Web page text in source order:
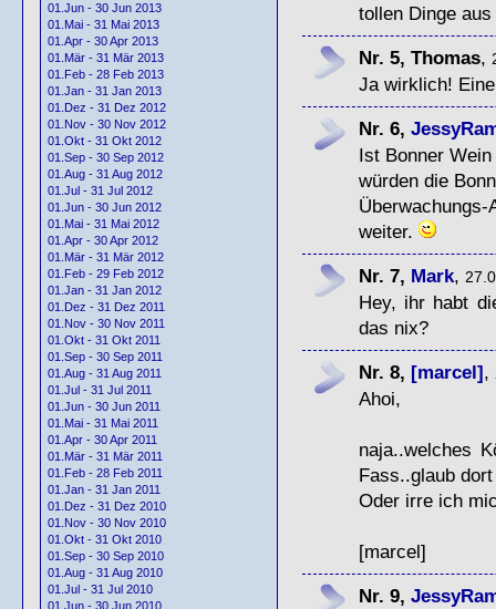
01.Jun - 30 Jun 2013
01.Mai - 31 Mai 2013
01.Apr - 30 Apr 2013
01.Mär - 31 Mär 2013
01.Feb - 28 Feb 2013
01.Jan - 31 Jan 2013
01.Dez - 31 Dez 2012
01.Nov - 30 Nov 2012
01.Okt - 31 Okt 2012
01.Sep - 30 Sep 2012
01.Aug - 31 Aug 2012
01.Jul - 31 Jul 2012
01.Jun - 30 Jun 2012
01.Mai - 31 Mai 2012
01.Apr - 30 Apr 2012
01.Mär - 31 Mär 2012
01.Feb - 29 Feb 2012
01.Jan - 31 Jan 2012
01.Dez - 31 Dez 2011
01.Nov - 30 Nov 2011
01.Okt - 31 Okt 2011
01.Sep - 30 Sep 2011
01.Aug - 31 Aug 2011
01.Jul - 31 Jul 2011
01.Jun - 30 Jun 2011
01.Mai - 31 Mai 2011
01.Apr - 30 Apr 2011
01.Mär - 31 Mär 2011
01.Feb - 28 Feb 2011
01.Jan - 31 Jan 2011
01.Dez - 31 Dez 2010
01.Nov - 30 Nov 2010
01.Okt - 31 Okt 2010
01.Sep - 30 Sep 2010
01.Aug - 31 Aug 2010
01.Jul - 31 Jul 2010
01.Jun - 30 Jun 2010
tollen Dinge
Nr. 5, Thomas,
Ja wirklich!
Nr. 6,
Ist Bonner
würden die
weiter.
Nr. 7, Mark,
Hey, ihr habt
das nix?
Nr. 8, [marcel],
Ahoi,
naja..welches
Fass..glaub
Oder irre ich
[marcel]
Nr. 9,